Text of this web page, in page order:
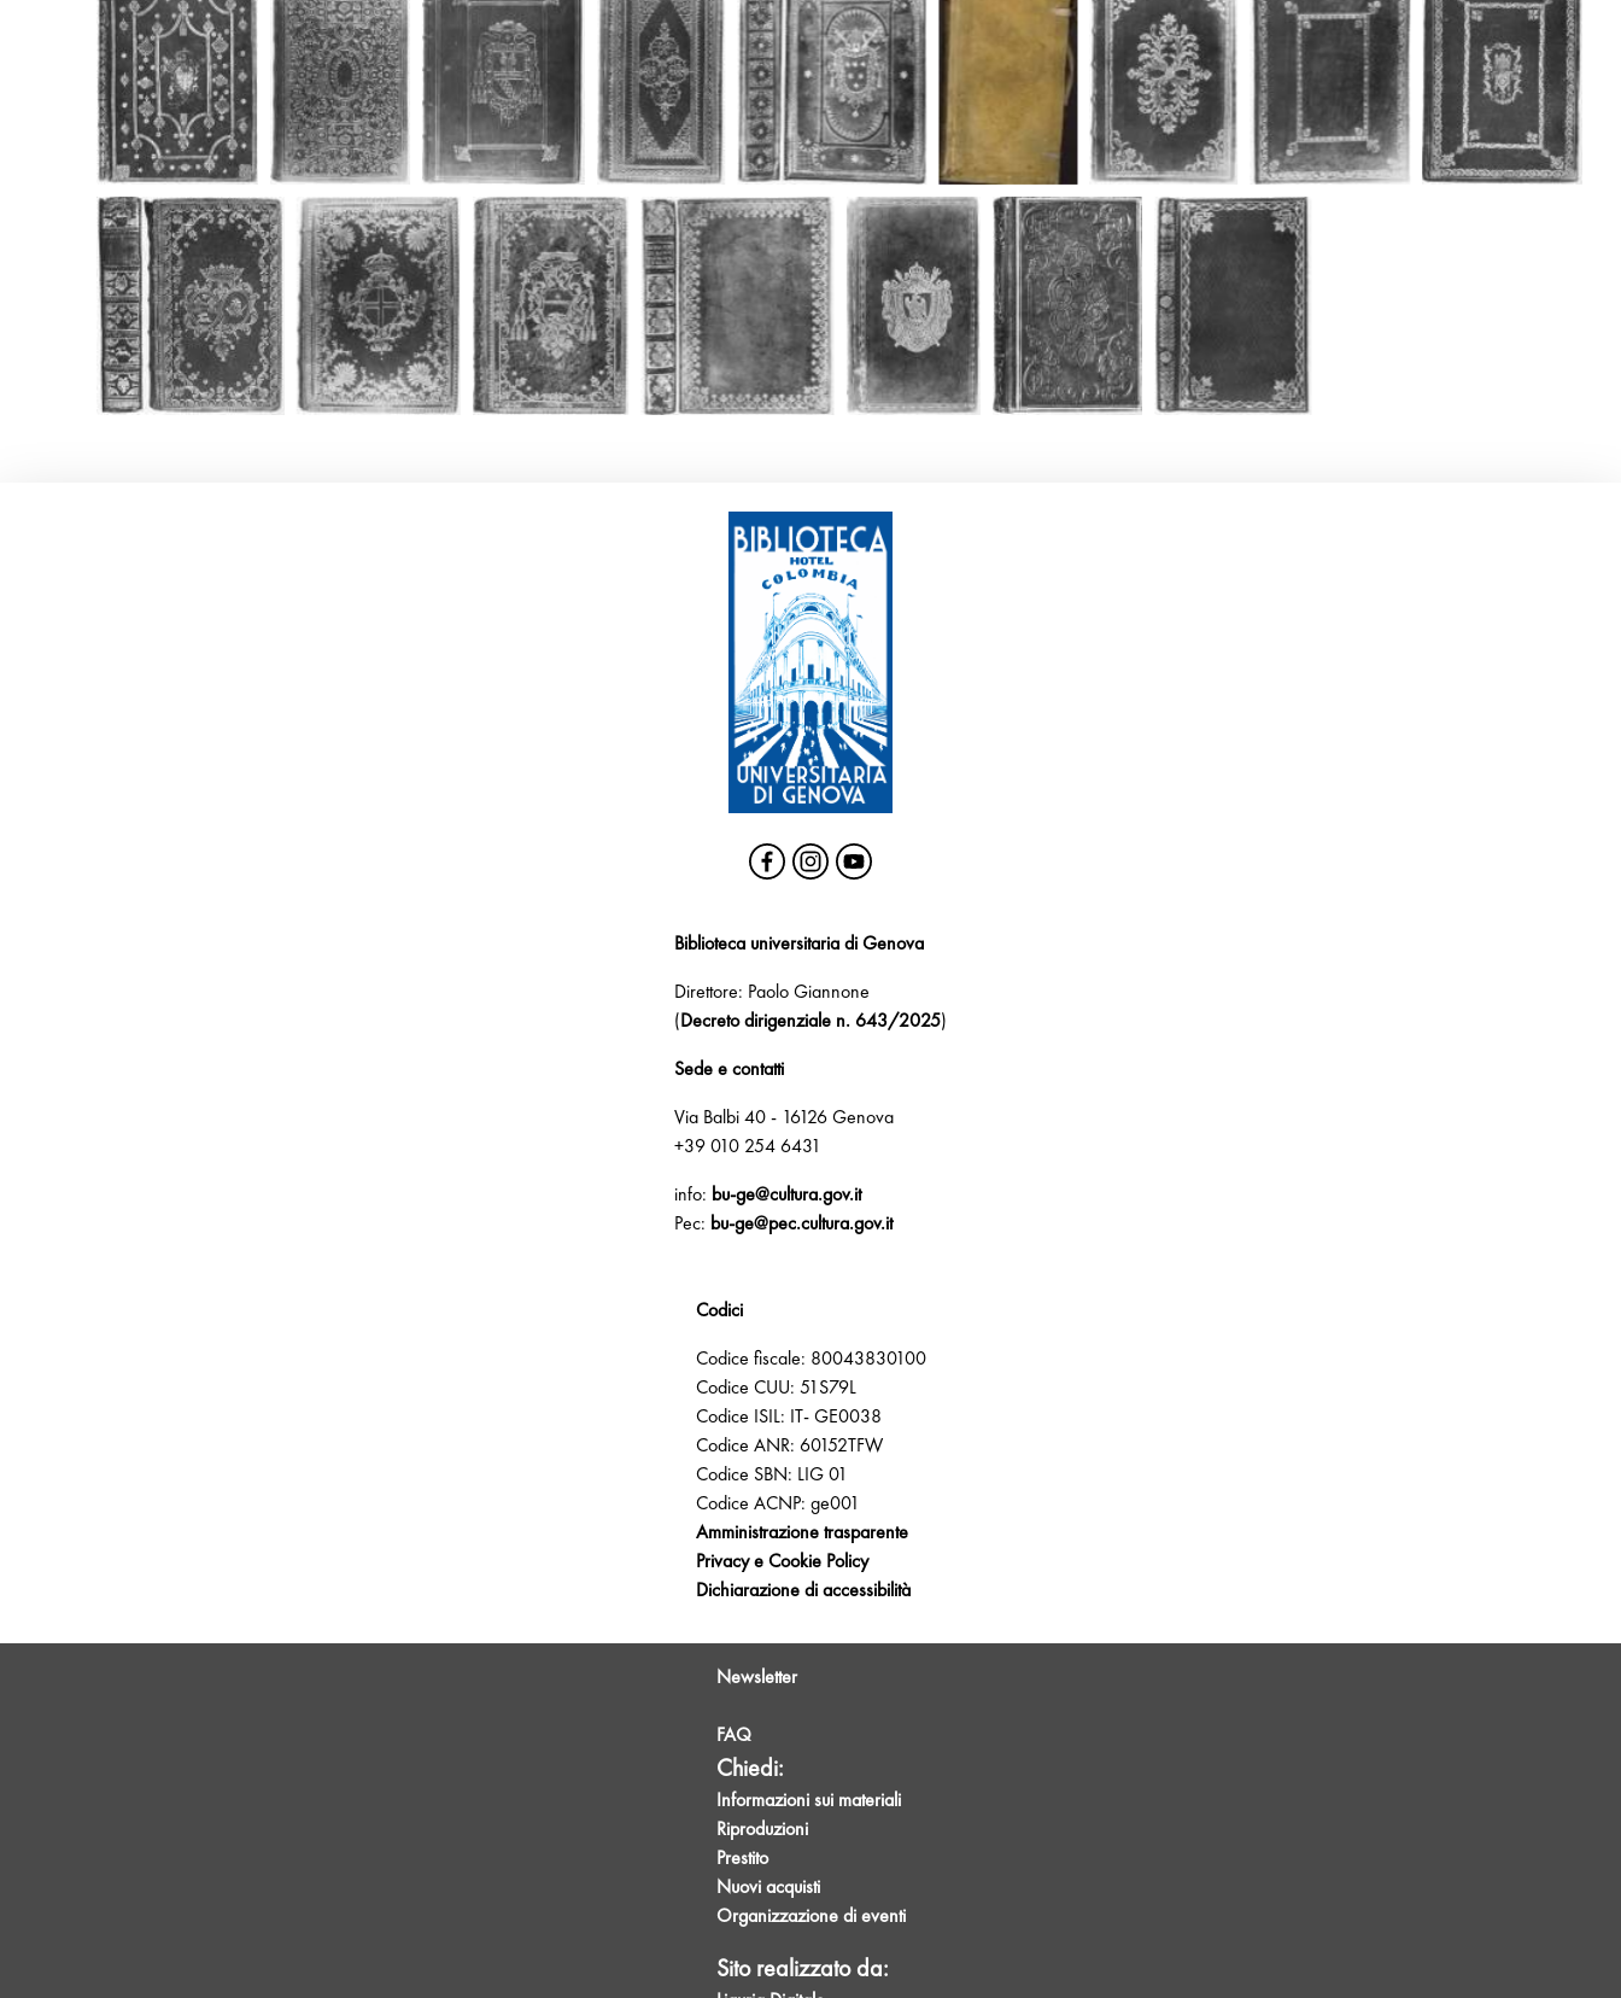
Biblioteca universitaria di Genova
Direttore: Paolo Giannone
(Decreto dirigenziale n. 643/2025)
Sede e contatti
Via Balbi 40 - 16126 Genova
+39 010 254 6431
info: bu-ge@cultura.gov.it
Pec: bu-ge@pec.cultura.gov.it
Codici
Codice fiscale: 80043830100
Codice CUU: 51S79L
Codice ISIL: IT- GE0038
Codice ANR: 60152TFW
Codice SBN: LIG 01
Codice ACNP: ge001
Amministrazione trasparente
Privacy e Cookie Policy
Dichiarazione di accessibilità
Newsletter
FAQ
Chiedi:
Informazioni sui materiali
Riproduzioni
Prestito
Nuovi acquisti
Organizzazione di eventi
Sito realizzato da: